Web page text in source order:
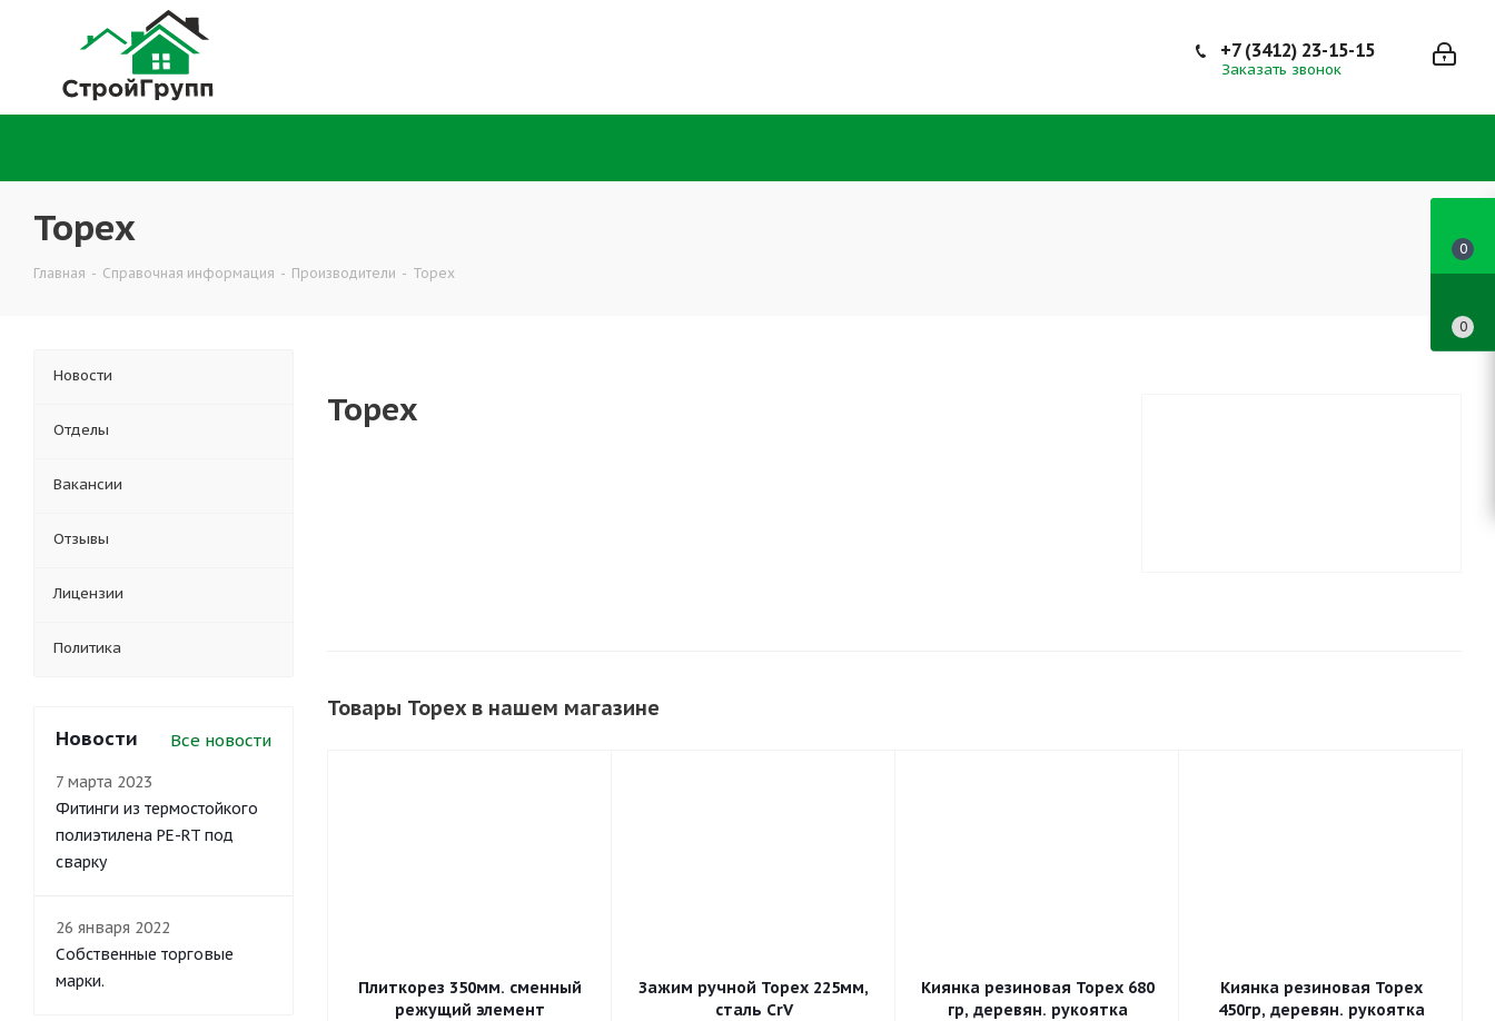
+7 (3412) 23-15-15
Заказать звонок
Topex
Главная - Справочная информация - Производители - Topex
Topex
Товары Topex в нашем магазине
Плиткорез 350мм. сменный
режущий элемент
Зажим ручной Topex 225мм,
сталь CrV
Киянка резиновая Topex 680
гр, деревян. рукоятка
Киянка резиновая Topex
450гр, деревян. рукоятка
Новости
Отделы
Вакансии
Отзывы
Лицензии
Политика
Новости Все новости
7 марта 2023
Фитинги из термостойкого
полиэтилена PE-RT под
сварку
26 января 2022
Собственные торговые
марки.
0
0